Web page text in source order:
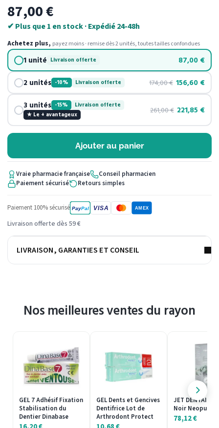
87,00€
✔ Plus que 1 en stock · Expédié 24-48h
Achetez plus, payez moins · remise dès 2 unités, toutes tailles confondues
1 unité Livraison offerte 87,00 €
2 unités -10% Livraison offerte 174,00€ 156,60 €
3 unités -15%
Livraison offerte
★ Le + avantageux
261,00€ 221,85 €
Ajouter au panier
Vraie pharmacie française
Conseil pharmacien
Paiement sécurisé
Retours simples
Paiement 100% sécurisé PayPal VISA AMEX
Livraison offerte dès 59 €
LIVRAISON, GARANTIES ET CONSEIL
Nos meilleures ventes du rayon
GEL 7 Adhésif Fixation
Stabilisation du
Dentier Dinabase
GEL Dents et Gencives
Dentifrice Lot de
Arthrodont Protect
JET DENTAIRE
Noir Neopulse
78,12€